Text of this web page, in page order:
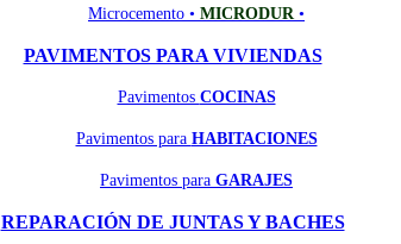
Microcemento • MICRODUR •
PAVIMENTOS PARA VIVIENDAS
Pavimentos COCINAS
Pavimentos para HABITACIONES
Pavimentos para GARAJES
REPARACIÓN DE JUNTAS Y BACHES